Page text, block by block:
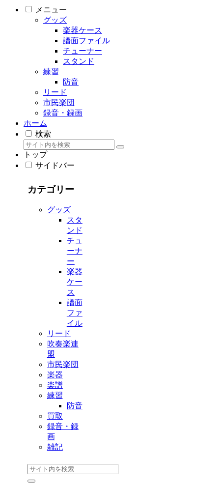
メニュー
グッズ
楽器ケース
譜面ファイル
チューナー
スタンド
練習
防音
リード
市民楽団
録音・録画
ホーム
検索
トップ
サイドバー
カテゴリー
グッズ
スタ
ンド
チュ
ーナ
ー
楽器
ケー
ス
譜面
ファ
イル
リード
吹奏楽連
盟
市民楽団
楽器
楽譜
練習
防音
買取
録音・録
画
雑記